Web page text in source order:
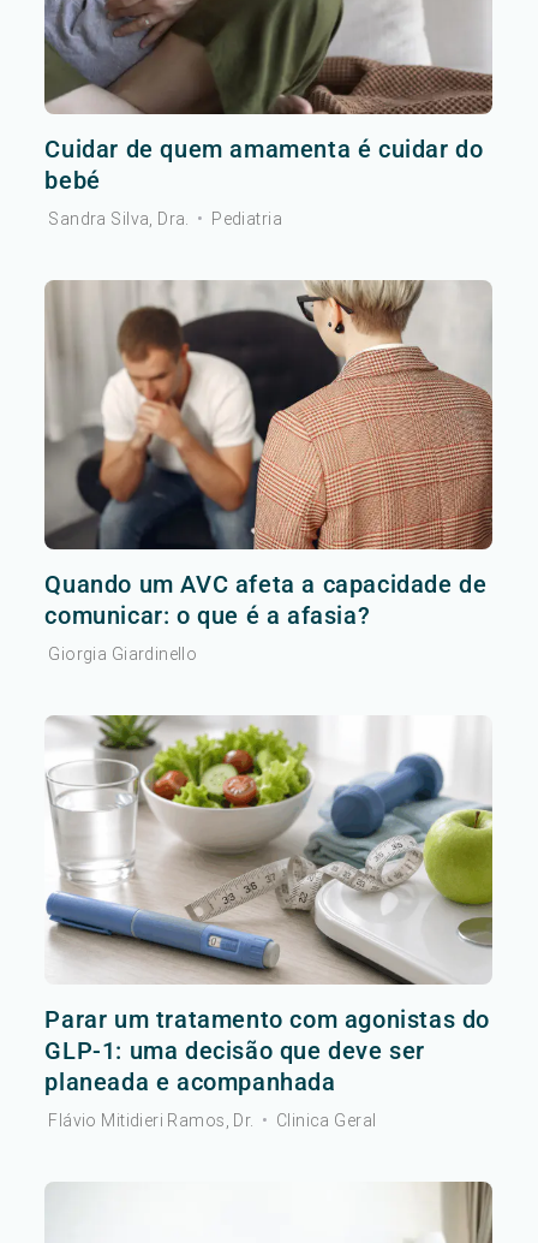
Cuidar de quem amamenta é cuidar do
bebé
Sandra Silva, Dra. • Pediatria
Quando um AVC afeta a capacidade de
comunicar: o que é a afasia?
Giorgia Giardinello
Parar um tratamento com agonistas do
GLP-1: uma decisão que deve ser
planeada e acompanhada
Flávio Mitidieri Ramos, Dr. • Clinica Geral